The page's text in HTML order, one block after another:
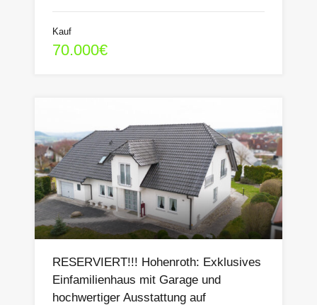
Kauf
70.000€
RESERVIERT!!! Hohenroth: Exklusives
Einfamilienhaus mit Garage und
hochwertiger Ausstattung auf